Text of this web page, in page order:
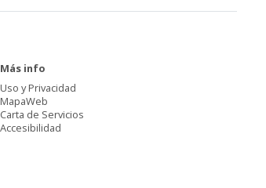
Más info
Uso y Privacidad
MapaWeb
Carta de Servicios
Accesibilidad